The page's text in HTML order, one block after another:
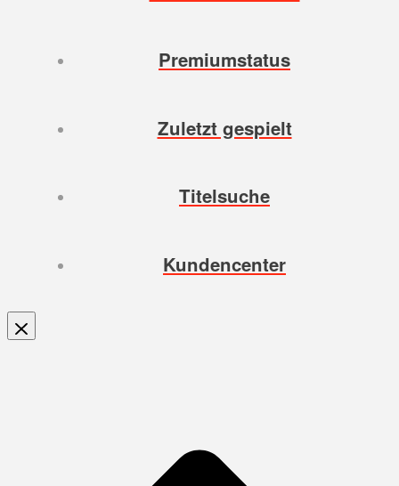
Premiumstatus
Zuletzt gespielt
Titelsuche
Kundencenter